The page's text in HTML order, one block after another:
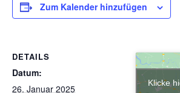
Zum Kalender hinzufügen
DETAILS
Datum:
26. Januar 2025
Klicke